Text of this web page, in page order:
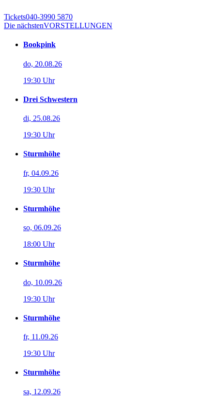
Tickets040-3990 5870
Die nächstenVORSTELLUNGEN
Bookpink
do, 20.08.26
19:30 Uhr
Drei Schwestern
di, 25.08.26
19:30 Uhr
Sturmhöhe
fr, 04.09.26
19:30 Uhr
Sturmhöhe
so, 06.09.26
18:00 Uhr
Sturmhöhe
do, 10.09.26
19:30 Uhr
Sturmhöhe
fr, 11.09.26
19:30 Uhr
Sturmhöhe
sa, 12.09.26